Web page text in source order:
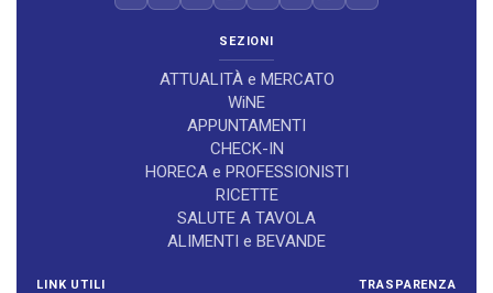
SEZIONI
ATTUALITÀ e MERCATO
WiNE
APPUNTAMENTI
CHECK-IN
HORECA e PROFESSIONISTI
RICETTE
SALUTE A TAVOLA
ALIMENTI e BEVANDE
LINK UTILI TRASPARENZA